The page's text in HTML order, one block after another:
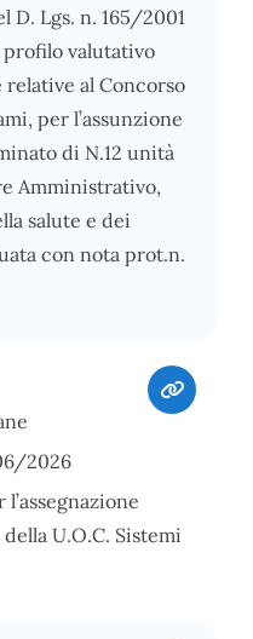
D. Lgs. n. 165/2001
valutativo
al Concorso
per l’assunzione
di N.12 unità
Amministrativo,
salute e dei
con nota prot.n.
2026
U.O.C. Sistemi